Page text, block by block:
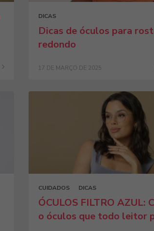
DICAS
Dicas de óculos para
redondo
17 DE MARÇO DE 2025
CUIDADOS DICAS
ÓCULOS FILTRO AZUL:
o óculos que todo leitor